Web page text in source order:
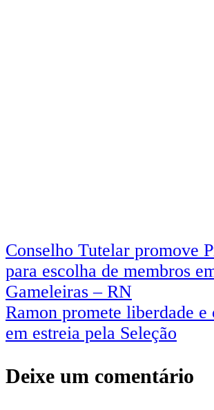
Navegação
de
Post
Conselho Tutelar promove
para escolha de membros
Gameleiras – RN
Ramon promete liberdade
em estreia pela Seleção
Deixe um comentário